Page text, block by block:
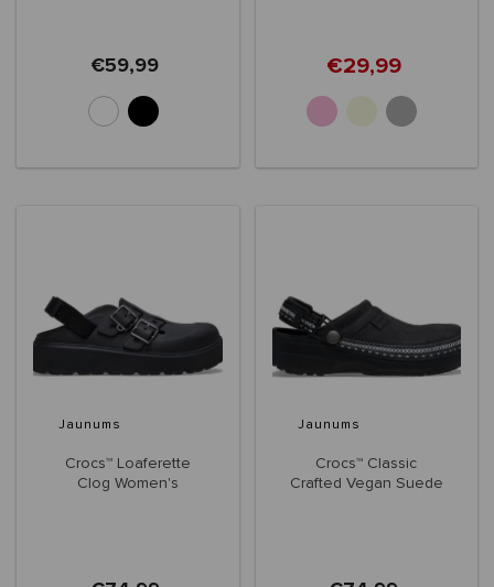
€59,99 €29,99
Jaunums
Crocs™ Loaferette
Clog Women's
Jaunums
Crocs™ Classic
Crafted Vegan Suede